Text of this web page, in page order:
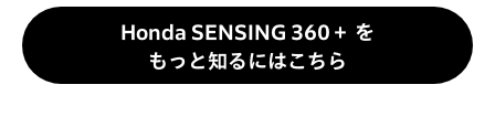
Honda SENSING 360＋ を
もっと知るにはこちら